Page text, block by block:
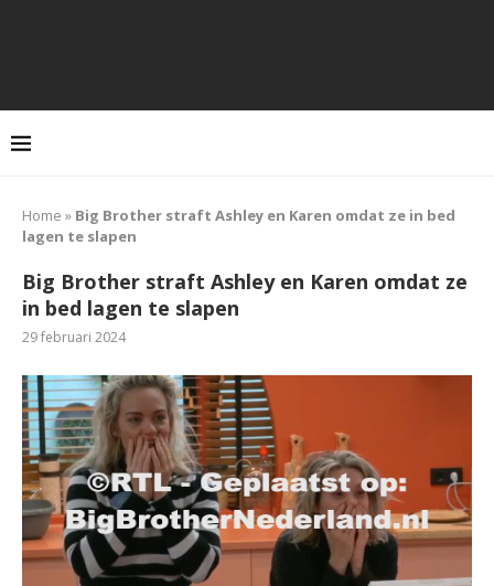
Home » Big Brother straft Ashley en Karen omdat ze in bed
lagen te slapen
Big Brother straft Ashley en Karen omdat ze
in bed lagen te slapen
29 februari 2024